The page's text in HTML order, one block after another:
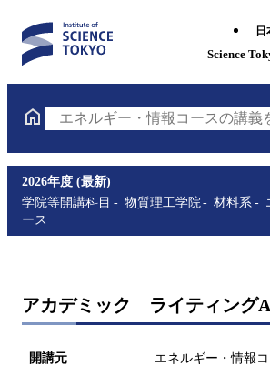
Science
エネルギー・情報コースの講義
2026年度 (最新)
学院等開講科目
物質理工学院 材料系
ース
アカデミック ライティングA
開講元 エネルギー・情報